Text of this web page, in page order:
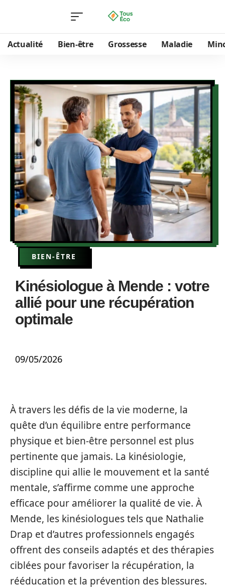
Actualité Bien-être Grossesse Maladie
BIEN-ÊTRE
Kinésiologue à Mende : votre
allié pour une récupération
optimale
09/05/2026
À travers les défis de la vie moderne, la
quête d’un équilibre entre performance
physique et bien-être personnel est plus
pertinente que jamais. La kinésiologie,
discipline qui allie le mouvement et la santé
mentale, s’affirme comme une approche
efficace pour améliorer la qualité de vie. À
Mende, les kinésiologues tels que Nathalie
Drap et d’autres professionnels engagés
offrent des conseils adaptés et des thérapies
ciblées pour favoriser la récupération, la
rééducation et la prévention des blessures.